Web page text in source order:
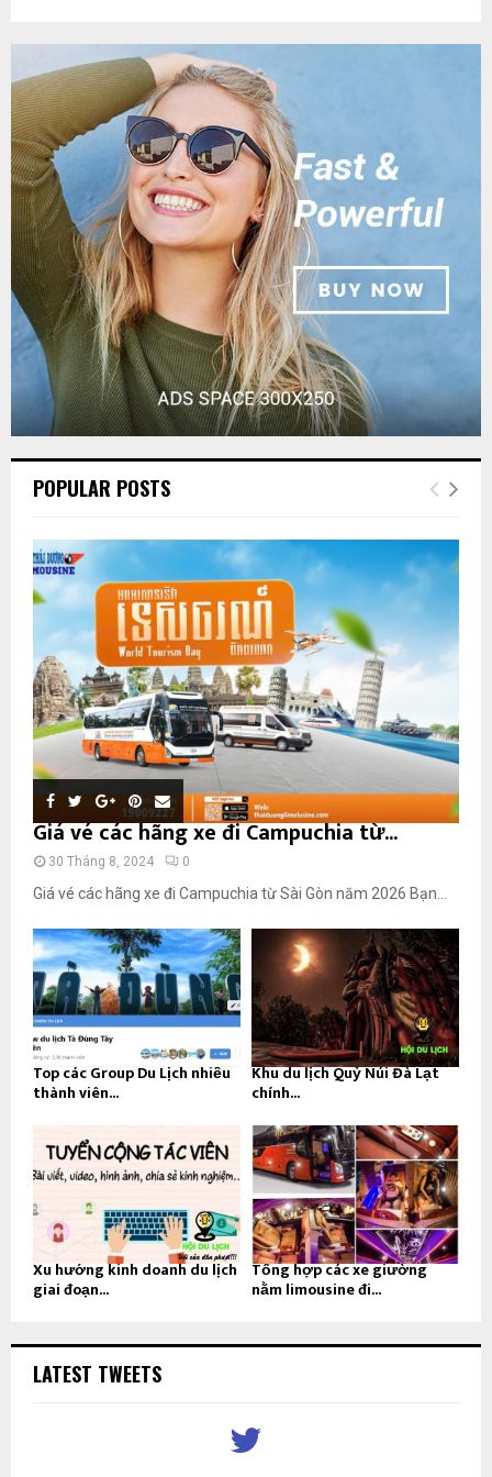
POPULAR POSTS
Giá vé các hãng xe đi Campuchia từ...
30 Tháng 8, 2024 0
Giá vé các hãng xe đi Campuchia từ Sài Gòn năm 2026 Bạn...
Top các Group Du Lịch nhiều
thành viên...
Khu du lịch Quỷ Núi Đà Lạt
chính...
Xu hướng kinh doanh du lịch
giai đoạn...
Tổng hợp các xe giường
nằm limousine đi...
LATEST TWEETS